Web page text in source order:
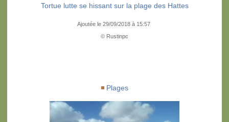
Tortue lutte se hissant sur la plage des Hattes
Ajoutée le 29/09/2018 à 15:57
© Rustinpc
Plages